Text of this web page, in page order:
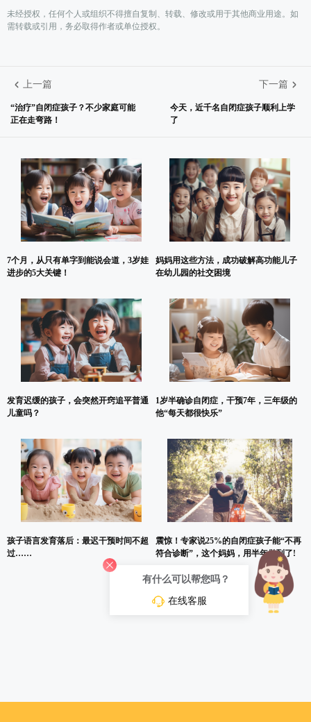
未经授权，任何个人或组织不得擅自复制、转载、修改或用于其他商业用途。如
需转载或引用，务必取得作者或单位授权。
上一篇
“治疗”自闭症孩子？不少家庭可能
正在走弯路！
下一篇
今天，近千名自闭症孩子顺利上学
了
7个月，从只有单字到能说会道，3岁娃
进步的5大关键！
妈妈用这些方法，成功破解高功能儿子
在幼儿园的社交困境
发育迟缓的孩子，会突然开窍追平普通
儿童吗？
1岁半确诊自闭症，干预7年，三年级的
他“每天都很快乐”
孩子语言发育落后：最迟干预时间不超
过……
震惊！专家说25%的自闭症孩子能“不再
符合诊断”，这个妈妈，用半年做到了!
有什么可以帮您吗？
在线客服